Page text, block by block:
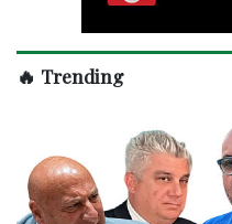
🔥 Trending